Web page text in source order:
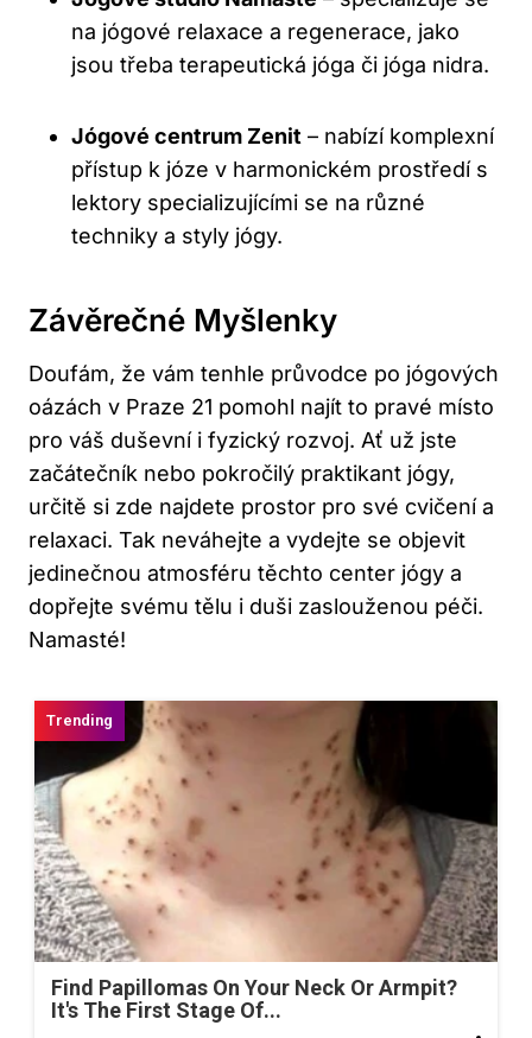
na jógové relaxace a regenerace, jako
jsou třeba terapeutická jóga či jóga nidra.
Jógové centrum Zenit – nabízí komplexní
přístup k józe v harmonickém prostředí s
lektory specializujícími se na různé
techniky a styly jógy.
Závěrečné Myšlenky
Doufám, že vám tenhle průvodce po jógových
oázách v Praze 21 pomohl najít to pravé místo
pro váš duševní i fyzický rozvoj. Ať už jste
začátečník nebo pokročilý praktikant jógy,
určitě si zde najdete prostor pro své cvičení a
relaxaci. Tak neváhejte a vydejte se objevit
jedinečnou atmosféru těchto center jógy a
dopřejte svému tělu i duši zaslouženou péči.
Namasté!
Find Papillomas On Your Neck Or Armpit?
It's The First Stage Of...